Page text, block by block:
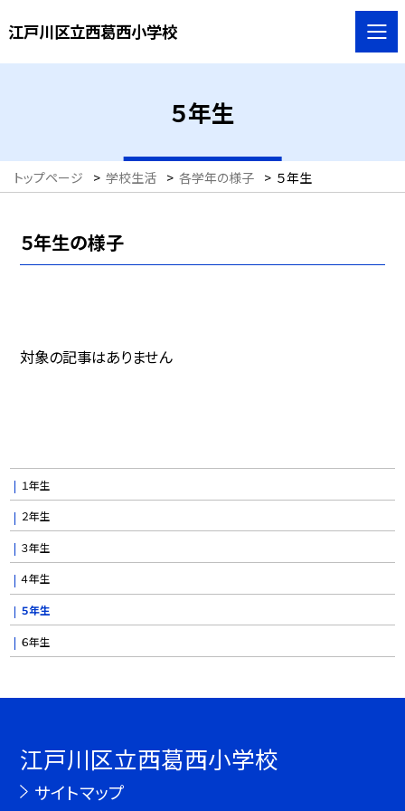
江戸川区立西葛西小学校
５年生
トップページ > 学校生活 > 各学年の様子 > ５年生
５年生の様子
対象の記事はありません
１年生
２年生
３年生
４年生
５年生
６年生
江戸川区立西葛西小学校
サイトマップ